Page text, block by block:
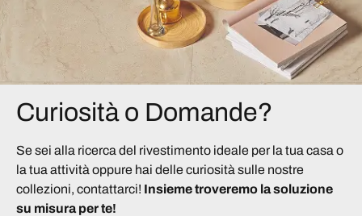
Curiosità o Domande?
Se sei alla ricerca del rivestimento ideale per la tua casa o
la tua attività oppure hai delle curiosità sulle nostre
collezioni, contattarci! Insieme troveremo la soluzione
su misura per te!